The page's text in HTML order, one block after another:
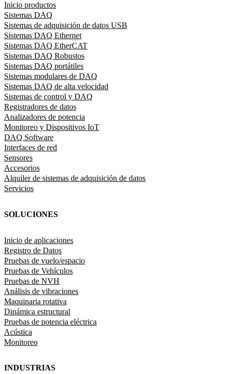
Inicio productos
Sistemas DAQ
Sistemas de adquisición de datos USB
Sistemas DAQ Ethernet
Sistemas DAQ EtherCAT
Sistemas DAQ Robustos
Sistemas DAQ portátiles
Sistemas modulares de DAQ
Sistemas DAQ de alta velocidad
Sistemas de control y DAQ
Registradores de datos
Analizadores de potencia
Monitoreo y Dispositivos IoT
DAQ Software
Interfaces de red
Sensores
Accesorios
Alquiler de sistemas de adquisición de datos
Servicios
SOLUCIONES
Inicio de aplicaciones
Registro de Datos
Pruebas de vuelo/espacio
Pruebas de Vehículos
Pruebas de NVH
Análisis de vibraciones
Maquinaria rotativa
Dinámica estructural
Pruebas de potencia eléctrica
Acústica
Monitoreo
INDUSTRIAS